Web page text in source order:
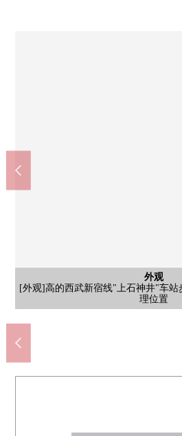
外观
[外观]高的西武新宿线"上石神井"车站
理位置
外观
[外观]2025年築的築浅
外观
[外观]在入口最内部的采
外观
[外观]地板暖气、洗碗机、喷雾
外观
[外观]从属于专用周期空间，
外观
[外观]用3方向房间、第三版
外观
[外观]专用开放感觉某一个
外观
[外观]生活环境将近超市以及便利店
外观
[外观]如果使用西武新宿线"上石神井"
的话，JR中央线"西荻洼"、"吉祥寺"
园"车站可以使
西友上石神井商店(
步行5分钟。是食品、日用杂货、衣
店。能用24小时营业的(一部分除去)便
得用工作慢的时候以及
Inageya练马上石神井
步行5分钟。
7-Eleven上石神井立野
步行4分钟。
Welcia练马上石神井商
步行5分钟。有药、健康食品、日用品
药方受理进行。能用信用卡、电子货
23:00
WELPARK练马上石神井
步行5分钟。医药品，日用品，食品被
可以各种不用现款结算。在WEB上
10:00到22:30
上石神井邮局(约
步行6分钟。
练马区立被吃掉的棋子千川儿
步行1分钟。
练马区长靴石神井小
步行11分钟。是一边和朋友享受会话
教育目标是"体谅的客气的孩子聪明的
有照片的刊登了上课风景
练马区长靴石神井中
步行12分钟。为在容易去的距离俱
义，并且下课后能渡